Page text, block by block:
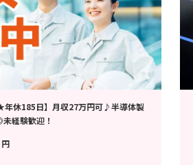
年休185日】月収27万円可♪半導体製
経験歓迎！
円